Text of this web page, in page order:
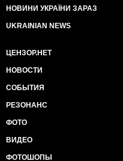
НОВИНИ УКРАЇНИ ЗАРАЗ
UKRAINIAN NEWS
ЦЕНЗОР.НЕТ
НОВОСТИ
СОБЫТИЯ
РЕЗОНАНС
ФОТО
ВИДЕО
ФОТОШОПЫ